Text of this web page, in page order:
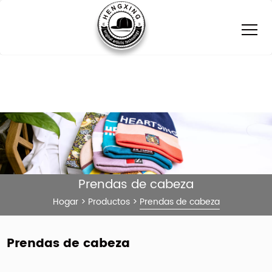
Prendas de cabeza
Hogar> Productos> Prendas de cabeza
Prendas de cabeza